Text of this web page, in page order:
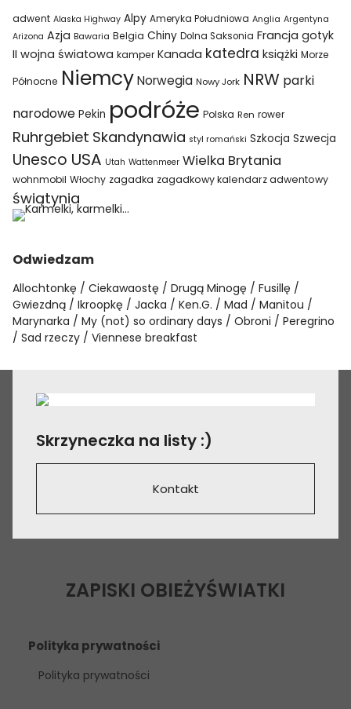
adwent Alaska Highway Alpy Ameryka Południowa Anglia Argentyna
Arizona Azja Bawaria Belgia Chiny Dolna Saksonia Francja gotyk
II wojna światowa kamper Kanada katedra książki Morze
Północne Niemcy Norwegia Nowy Jork NRW parki
narodowe Pekin podróże Polska Ren rower
Ruhrgebiet Skandynawia styl romański Szkocja Szwecja
Unesco USA Utah Wattenmeer Wielka Brytania
wohnmobil Włochy zagadka zagadkowy kalendarz adwentowy
świątynia
Odwiedzam
Allochtonkę Ciekawaostę Drugą Minogę
Fusillę
Gwiezdną
Ikroopkę Jacka Ken.G. Mad
Manitou
Marynarka
My (not) so ordinary days Obroni
Peregrino
Sad rzeczy
Viennese breakfast
Skrzyneczka na listy :)
Kontakt
ZAPISKI OBIEŻYŚWIATKI
Polityka prywatności
Polityka prywatności